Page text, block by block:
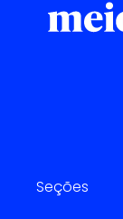
Seções